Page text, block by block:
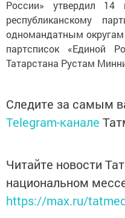
России» утвердил 14
республиканскому
одномандатным округам
партсписок «Единой
Татарстана Рустам
Следите за самым
Telegram-канале
Читайте новости
национальном
https://max.ru/